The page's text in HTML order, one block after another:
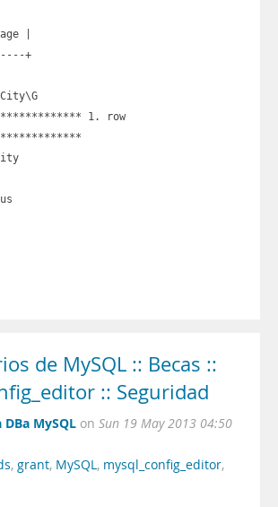
|
+
1. row
de MySQL :: Becas ::
:: Seguridad
MySQL on Sun 19 May 2013 04:50
, grant, MySQL, mysql_config_editor,